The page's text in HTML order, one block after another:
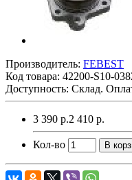
Производитель: FEBEST
Код товара: 42200-S10-
Доступность: Склад.
3 390 р.2 410 р.
Кол-во В